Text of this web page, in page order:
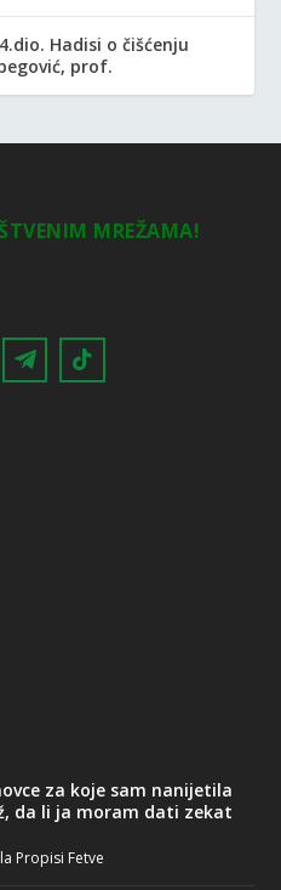
4.dio. Hadisi o čišćenju
prof.
MREŽAMA!
za koje sam nanijetila
da li ja moram dati zekat
Propisi Fetve